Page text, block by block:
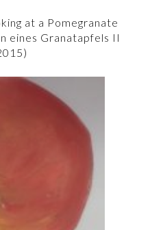
at a Pomegranate
eines Granatapfels II